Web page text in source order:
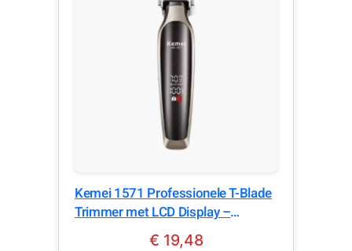
Kemei 1571 Professionele T-Blade
Trimmer met LCD Display –
Oplaadbaar – Grey
€ 19,48